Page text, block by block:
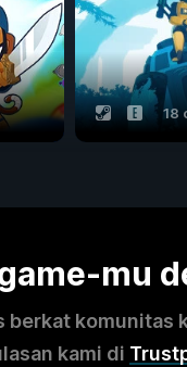
18
mu
berkat
kami di